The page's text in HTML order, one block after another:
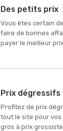
Des petits prix
Vous êtes certain
faire de bonnes
payer le meilleur
Prix dégressifs
Profitez de prix
tout le site pour vos
gros à prix grossiste.